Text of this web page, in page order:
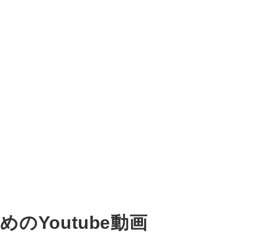
のYoutube動画